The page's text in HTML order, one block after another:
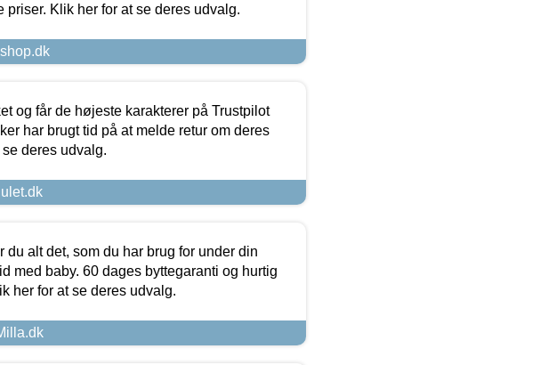
priser. Klik her for at se deres udvalg.
og får de højeste karakterer på Trustpilot
har brugt tid på at melde retur om deres
deres udvalg.
du alt det, som du har brug for under din
med baby. 60 dages byttegaranti og hurtig
her for at se deres udvalg.